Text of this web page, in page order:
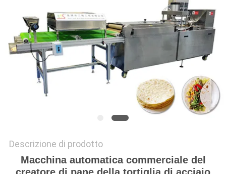
Descrizione di prodotto
Macchina automatica commerciale del